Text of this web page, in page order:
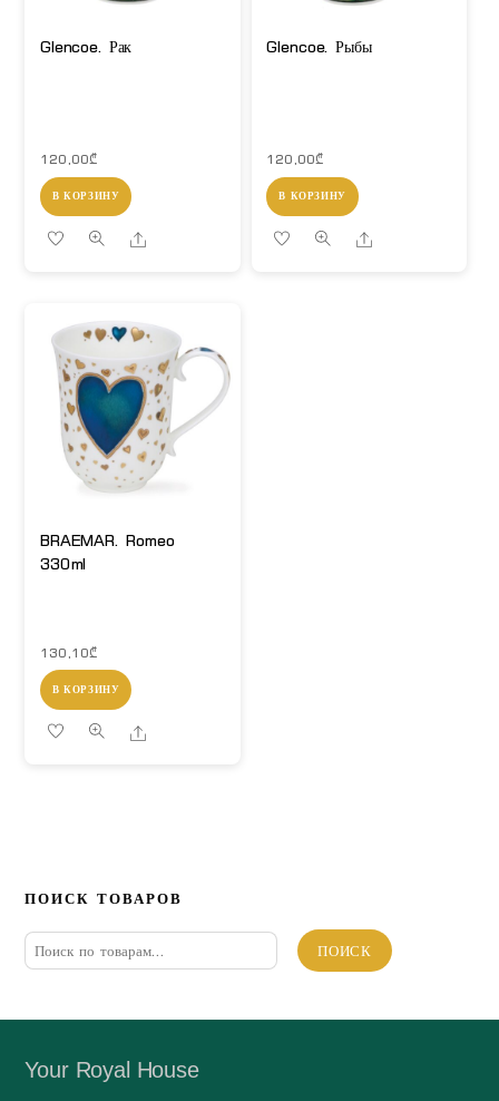
Glencoe. Рак
120,00₾
В КОРЗИНУ
Share
Glencoe. Рыбы
120,00₾
В КОРЗИНУ
Share
BRAEMAR. Romeo
330ml
130,10₾
В КОРЗИНУ
Share
ПОИСК ТОВАРОВ
Искать:
ПОИСК
Your Royal House